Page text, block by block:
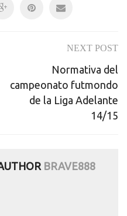
NEXT POST
Normativa del
campeonato futmondo
de la Liga Adelante
14/15
BRAVE888